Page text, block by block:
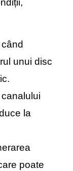
unui disc
la
poate